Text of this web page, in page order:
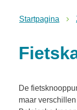
Startpagina
De
maar